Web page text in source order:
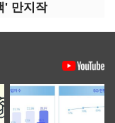
' 만지작